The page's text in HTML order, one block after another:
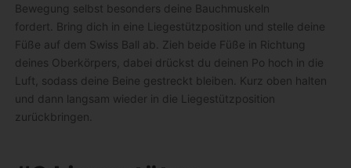
Bewegung selbst besonders deine Bauchmuskeln
fordert.
Bring dich in eine Liegestützposition und stelle deine
Füße auf dem Swiss Ball ab. Zieh beide Füße in Richtung
deines Oberkörpers, dabei drückst du deinen Po hoch in die
Luft, sodass deine Beine gestreckt bleiben. Kurz oben halten
und dann langsam wieder in die Liegestützposition
zurückbringen.